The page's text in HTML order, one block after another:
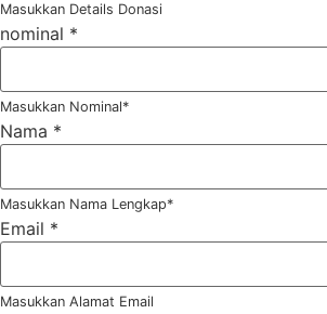
Masukkan Details Donasi
nominal *
Masukkan Nominal*
Nama *
Masukkan Nama Lengkap*
Email *
Masukkan Alamat Email